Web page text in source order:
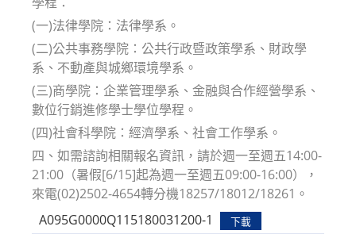
(一)法律學院：法律學系。
(二)公共事務學院：公共行政暨政策學系、財政學
系、不動產與城鄉環境學系。
(三)商學院：企業管理學系、金融與合作經營學系、
數位行銷進修學士學位學程。
(四)社會科學院：經濟學系、社會工作學系。
四、如需諮詢相關報名資訊，請於週一至週五14:00-
21:00（暑假[6/15]起為週一至週五09:00-16:00），
來電(02)2502-4654轉分機18257/18012/18261。
A095G0000Q115180031200-1
下載